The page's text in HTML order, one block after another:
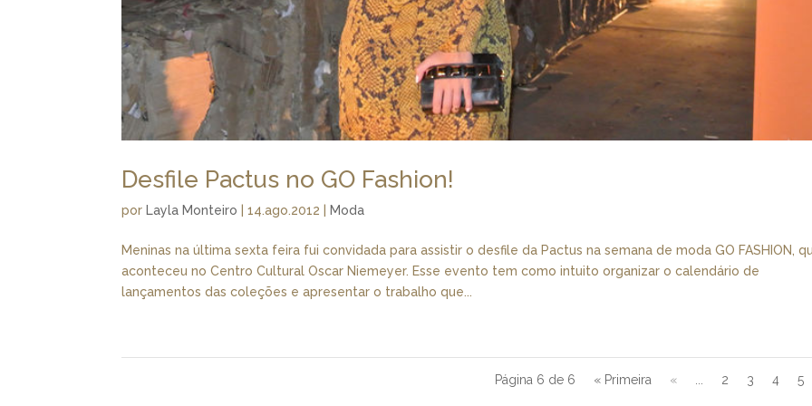
Desfile Pactus no GO Fashion!
por Layla Monteiro |14.ago.2012 Moda
Meninas na última sexta feira fui convidada para assistir o desfile da Pactus na semana de moda GO FASHION,
aconteceu no Centro Cultural Oscar Niemeyer. Esse evento tem como intuito organizar o calendário de
lançamentos das coleções e apresentar o trabalho que...
Página 6 de 6 « Primeira « 2 3 4 5